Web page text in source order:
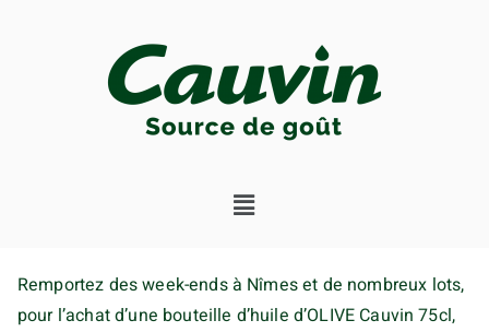
Remportez des week-ends à Nîmes et de nombreux lots,
pour l’achat d’une bouteille d’huile d’OLIVE Cauvin 75cl,